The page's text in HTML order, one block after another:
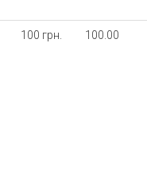
100 грн. 100.00